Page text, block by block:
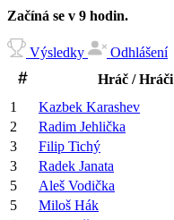
Začíná se v 9 hodin.
Výsledky
Odhlášení
Hráč / Hráči
1
Kazbek Karashev
2
Radim Jehlička
3
Filip Tichý
3
Radek Janata
5
Aleš Vodička
5
Miloš Hák